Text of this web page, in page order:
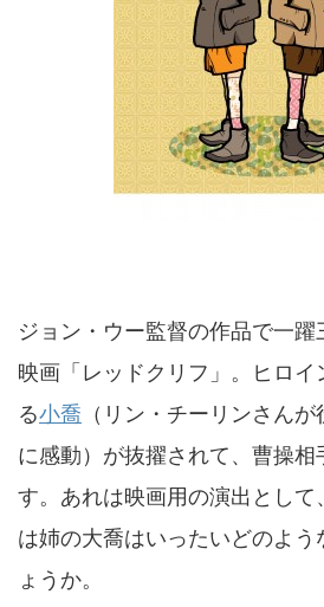
ジョン・ウー監督の作品で一躍
映画「レッドクリフ」。ヒロ
る小喬 （リン・チーリンさん
に感動）が抜擢されて、曹操相
す。あれは映画用の演出として
は姉の大喬はいったいどのよう
ょうか。